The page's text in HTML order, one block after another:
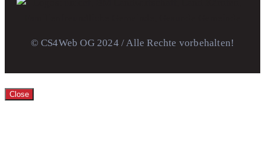
© CS4Web OG 2024 / Alle Rechte vorbehalten!
Close